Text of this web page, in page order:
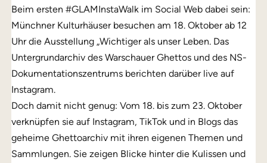
Beim ersten #GLAMInstaWalk im Social Web dabei sein:
Münchner Kulturhäuser besuchen am 18. Oktober ab 12
Uhr die Ausstellung „Wichtiger als unser Leben. Das
Untergrundarchiv des Warschauer Ghettos und des NS-
Dokumentationszentrums berichten darüber live auf
Instagram.
Doch damit nicht genug: Vom 18. bis zum 23. Oktober
verknüpfen sie auf Instagram, TikTok und in Blogs das
geheime Ghettoarchiv mit ihren eigenen Themen und
Sammlungen. Sie zeigen Blicke hinter die Kulissen und